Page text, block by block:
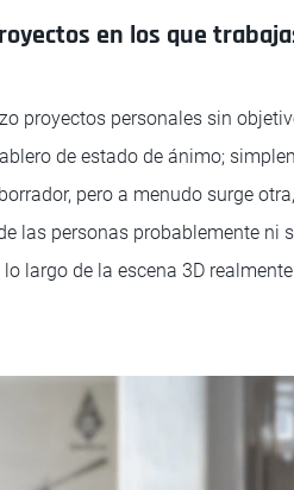
en los que
proyectos personales sin
de estado de ánimo;
pero a menudo surge
las personas probablemente ni
largo de la escena 3D